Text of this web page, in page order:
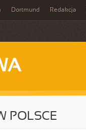
Dortmund Redakcja
POLSCE